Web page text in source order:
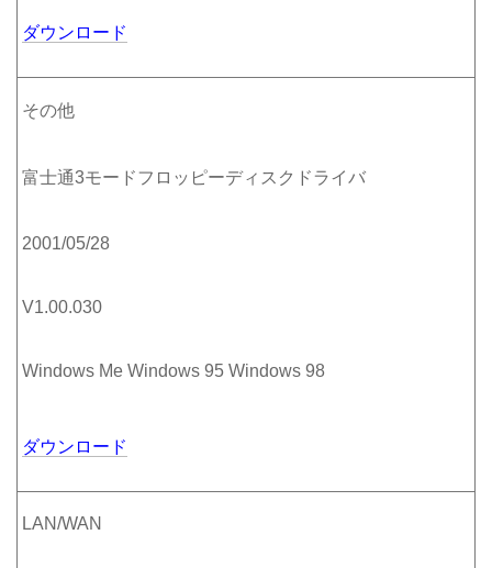
ダウンロード
その他
富士通3モードフロッピーディスクドライバ
2001/05/28
V1.00.030
Windows Me Windows 95 Windows 98
ダウンロード
LAN/WAN